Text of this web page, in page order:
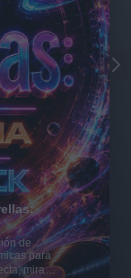
de
para
mira